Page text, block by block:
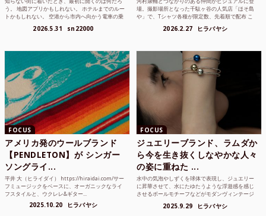
う。 地図アプリかもしれない。 ホテルまでのルー
トかもしれない。 空港から市内へ向かう電車の乗
2026.5.31 sn22000
場。撮影場所となった千駄ヶ谷の人気店「ほそ島
や」で、Tシャツ各種が限定数、先着順で配布 こ
2026.2.27 ヒラバヤシ
FOCUS
アメリカ発のウールブランド
【PENDLETON】が シンガー
ソングライ...
平井 大（ヒライダイ） https://hiraidai.com/サー
フミュージックをベースに、オーガニックなライ
フスタイルと、ウクレレ&ギター...
2025.10.20 ヒラバヤシ
FOCUS
ジュエリーブランド、ラムダか
ら今を生き抜くしなやかな人々
の姿に重ねた ...
水中の気泡やしずくを球体で表現し、ジュエリー
に昇華させて、水にたゆたうような浮遊感を感じ
させるボールモチーフなどがモダンヴィンテージ
2025.9.29 ヒラバヤシ